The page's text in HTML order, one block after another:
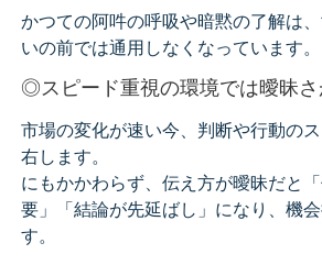
かつての阿吽の呼吸や暗黙の了解は
いの前では通用しなくなっています。
◎スピード重視の環境では曖昧さ
市場の変化が速い今、判断や行動の
右します。
にもかかわらず、伝え方が曖昧だと
要」「結論が先延ばし」になり、機
す。